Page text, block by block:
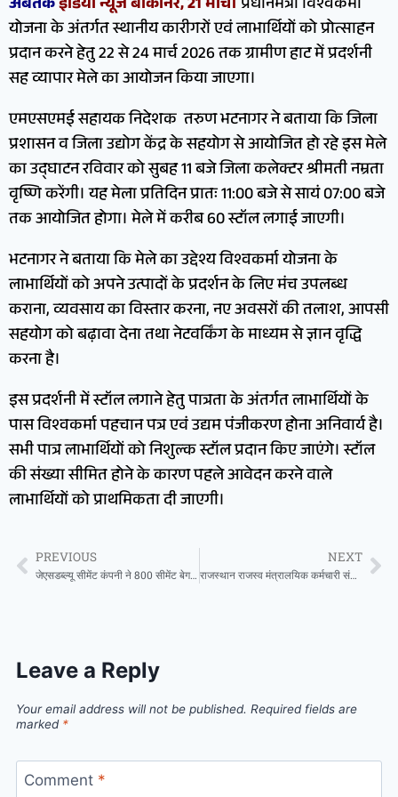
अबतकइंडिया न्यूज बीकानेर, 21 मार्च। प्रधानमंत्री विश्वकर्मा
योजना के अंतर्गत स्थानीय कारीगरों एवं लाभार्थियों को प्रोत्साहन
प्रदान करने हेतु 22 से 24 मार्च 2026 तक ग्रामीण हाट में प्रदर्शनी
सह व्यापार मेले का आयोजन किया जाएगा।
एमएसएमई सहायक निदेशक तरुण भटनागर ने बताया कि जिला
प्रशासन व जिला उद्योग केंद्र के सहयोग से आयोजित हो रहे इस मेले
का उद्घाटन रविवार को सुबह 11 बजे जिला कलेक्टर श्रीमती नम्रता
वृष्णि करेंगी। यह मेला प्रतिदिन प्रातः 11:00 बजे से सायं 07:00 बजे
तक आयोजित होगा। मेले में करीब 60 स्टॉल लगाई जाएगी।
भटनागर ने बताया कि मेले का उद्देश्य विश्वकर्मा योजना के
लाभार्थियों को अपने उत्पादों के प्रदर्शन के लिए मंच उपलब्ध
कराना, व्यवसाय का विस्तार करना, नए अवसरों की तलाश, आपसी
सहयोग को बढ़ावा देना तथा नेटवर्किंग के माध्यम से ज्ञान वृद्धि
करना है।
इस प्रदर्शनी में स्टॉल लगाने हेतु पात्रता के अंतर्गत लाभार्थियों के
पास विश्वकर्मा पहचान पत्र एवं उद्यम पंजीकरण होना अनिवार्य है।
सभी पात्र लाभार्थियों को निशुल्क स्टॉल प्रदान किए जाएंगे। स्टॉल
की संख्या सीमित होने के कारण पहले आवेदन करने वाले
लाभार्थियों को प्राथमिकता दी जाएगी।
PREVIOUS
जेएसडब्ल्यू सीमेंट कंपनी ने 800 सीमेंट बेग करणी माता मंदिर में की भेंट, प्रन्यास ने स्वागत कर जताया आभार
NEXT
राजस्थान राजस्व मंत्रालयिक कर्मचारी संघ की प्रदेश कार्यकारिणी में बीकानेर को मिला प्रतिनिधित्व
Leave a Reply
Your email address will not be published. Required fields are
marked *
Comment *